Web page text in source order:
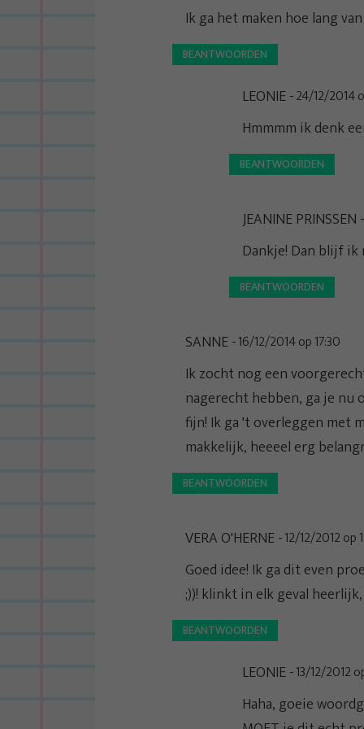
Ik ga het maken hoe lang
BEANTWOORDEN
LEONIE 24/12/2014
Hmmmm ik denk
BEANTWOORDEN
JEANINE PRINSSEN
Dankje! Dan blijf
BEANTWOORDEN
SANNE 16/12/2014 op 17:30
Ik zocht nog een
nagerecht hebben, ga je
fijn! Ik ga 't overleggen met
makkelijk, heeeel erg
BEANTWOORDEN
VERA O'HERNE 12/12/2012 op
Goed idee! Ik ga dit even
;))! klinkt in elk geval
BEANTWOORDEN
LEONIE 13/12/2012
Haha, goeie